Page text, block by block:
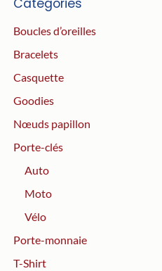
Catégories
Boucles d’oreilles
Bracelets
Casquette
Goodies
Nœuds papillon
Porte-clés
Auto
Moto
Vélo
Porte-monnaie
T-Shirt